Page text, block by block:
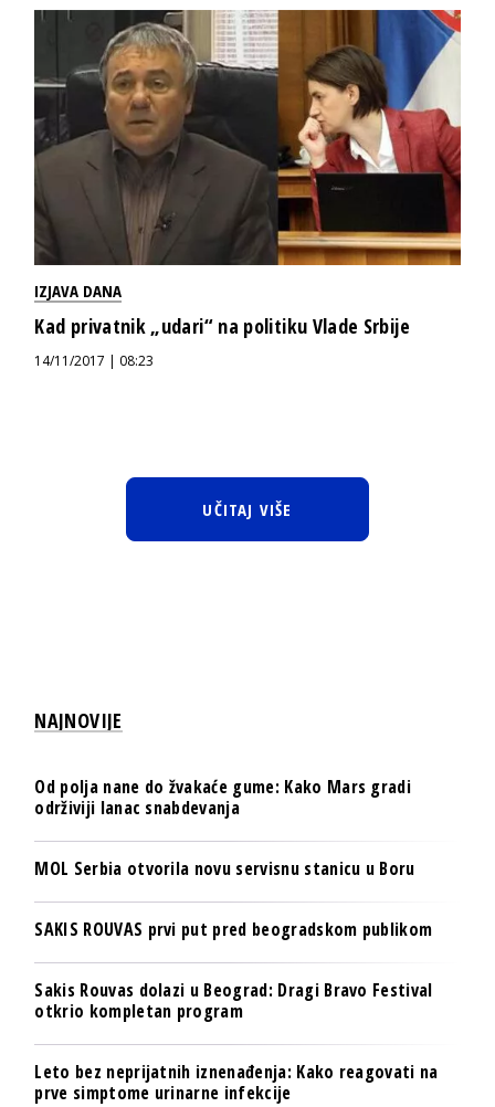
IZJAVA DANA
Kad privatnik „udari“ na politiku Vlade Srbije
14/11/2017 | 08:23
UČITAJ VIŠE
NAJNOVIJE
Od polja nane do žvakaće gume: Kako Mars gradi
održiviji lanac snabdevanja
MOL Serbia otvorila novu servisnu stanicu u Boru
SAKIS ROUVAS prvi put pred beogradskom publikom
Sakis Rouvas dolazi u Beograd: Dragi Bravo Festival
otkrio kompletan program
Leto bez neprijatnih iznenađenja: Kako reagovati na
prve simptome urinarne infekcije